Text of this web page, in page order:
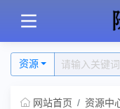
资源
网站首页 资源中